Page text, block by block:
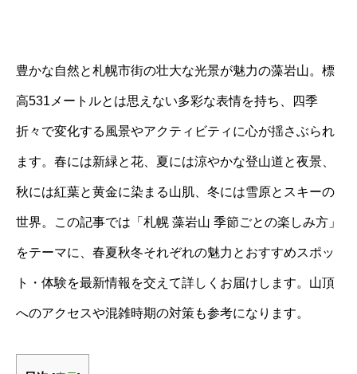
豊かな自然と札幌市街の壮大な光景が魅力の藻岩山。標
高531メートルとは思えない多彩な表情を持ち、四季
折々で変化する風景やアクティビティに心が揺さぶられ
ます。春には新緑と花、夏には涼やかな登山道と夜景、
秋には紅葉と黄金に染まる山肌、冬には雪原とスキーの
世界。この記事では「札幌 藻岩山 季節ごとの楽しみ方」
をテーマに、春夏秋冬それぞれの魅力とおすすめスポッ
ト・体験を最新情報を交えて詳しくお届けします。山頂
へのアクセスや混雑時期の対策も参考になります。